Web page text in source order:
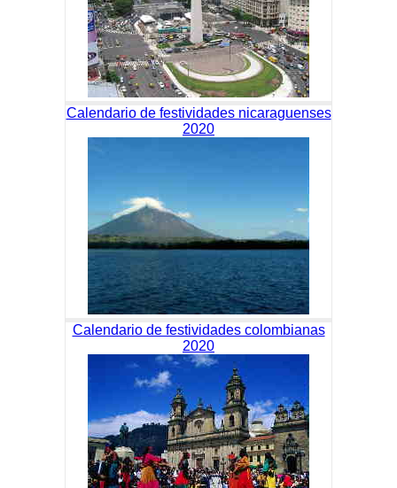
Calendario de festividades nicaraguenses
2020
Calendario de festividades colombianas
2020